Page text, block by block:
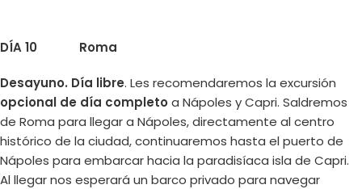
DÍA 10 Roma
Desayuno. Día libre. Les recomendaremos la excursión
opcional de día completo a Nápoles y Capri. Saldremos
de Roma para llegar a Nápoles, directamente al centro
histórico de la ciudad, continuaremos hasta el puerto de
Nápoles para embarcar hacia la paradisíaca isla de Capri.
Al llegar nos esperará un barco privado para navegar